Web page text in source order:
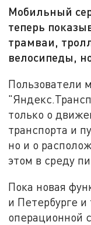
Мобильный
теперь
трамваи,
велосипеды,
Пользователи
только о
транспорта и
но и о
этом в среду
Пока новая
и Петербурге и
операционной